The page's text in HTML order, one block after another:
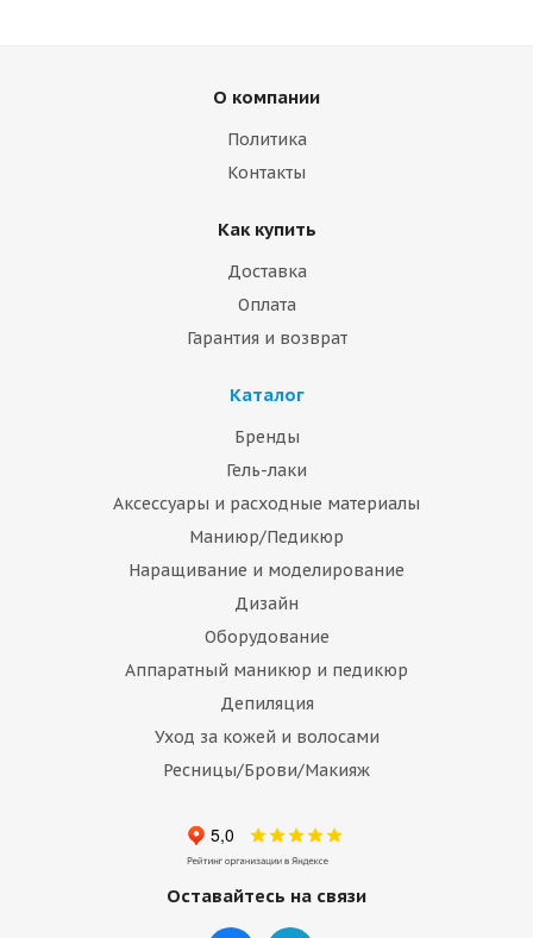
О компании
Политика
Контакты
Как купить
Доставка
Оплата
Гарантия и возврат
Каталог
Бренды
Гель-лаки
Аксессуары и расходные материалы
Маниюр/Педикюр
Наращивание и моделирование
Дизайн
Оборудование
Аппаратный маникюр и педикюр
Депиляция
Уход за кожей и волосами
Ресницы/Брови/Макияж
Оставайтесь на связи